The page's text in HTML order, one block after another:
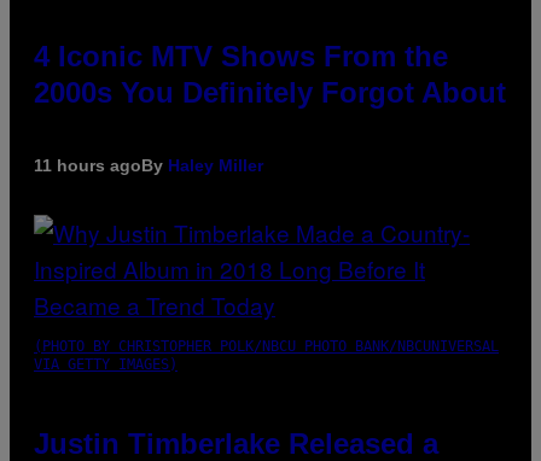
4 Iconic MTV Shows From the
2000s You Definitely Forgot About
11 hours agoBy Haley Miller
(PHOTO BY CHRISTOPHER POLK/NBCU PHOTO BANK/NBCUNIVERSAL
VIA GETTY IMAGES)
Justin Timberlake Released a